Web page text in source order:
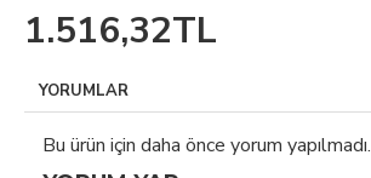
1.516,32TL
YORUMLAR
Bu ürün için daha önce yorum yapılmadı.